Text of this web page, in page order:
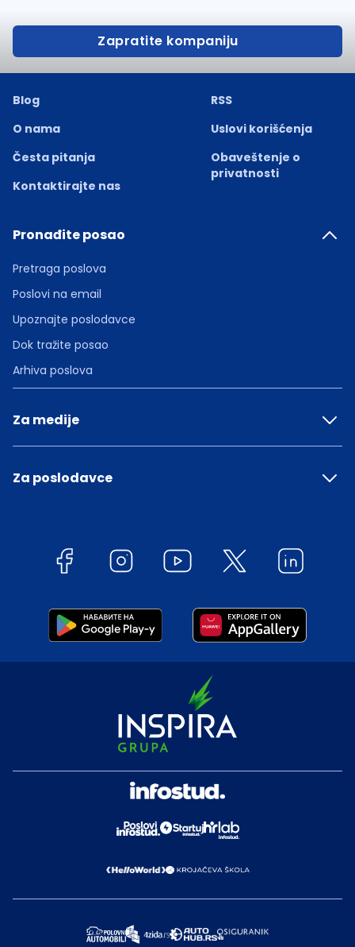
Zapratite kompaniju
Blog
O nama
Česta pitanja
Kontaktirajte nas
RSS
Uslovi korišćenja
Obaveštenje o
privatnosti
Pronađite posao
Pretraga poslova
Poslovi na email
Upoznajte poslodavce
Dok tražite posao
Arhiva poslova
Za medije
Za poslodavce